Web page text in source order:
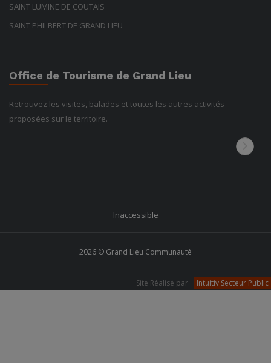
SAINT LUMINE DE COUTAIS
SAINT PHILBERT DE GRAND LIEU
Office de Tourisme de Grand Lieu
Retrouvez les visites, balades et toutes les autres activités
proposées sur le territoire.
Inaccessible
2026 © Grand Lieu Communauté
Site Réalisé par Intuitiv Secteur Public